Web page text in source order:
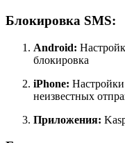
Блокировка SMS:
Android:
блокировка
iPhone:
неизвестных
Приложения: